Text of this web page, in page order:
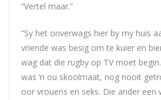
“Vertel maar.”
“Sy het onverwags hier by my huis
vriende was besig om te kuier en
wag dat die rugby op TV moet
was ‘n ou skoolmaat, nog nooit
oor vrouens en seks. Die ander een